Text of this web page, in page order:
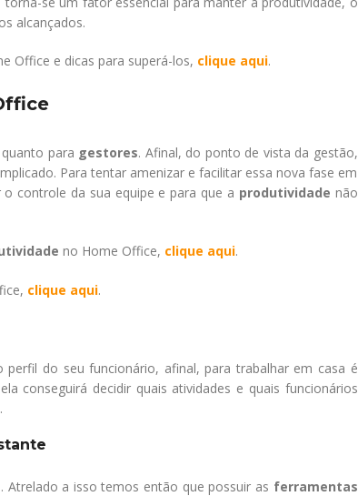
alcançados.
Office e dicas para superá-los, clique aqui.
quanto para gestores. Afinal, do ponto de vista da gestão,
Para tentar amenizar e facilitar essa nova fase em
controle da sua equipe e para que a produtividade não
no Home Office, clique aqui.
clique aqui.
do seu funcionário, afinal, para trabalhar em casa é
conseguirá decidir quais atividades e quais funcionários
. Atrelado a isso temos então que possuir as ferramentas